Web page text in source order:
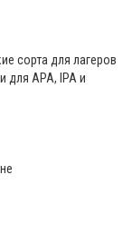
сорта для лагеров
для APA, IPA и